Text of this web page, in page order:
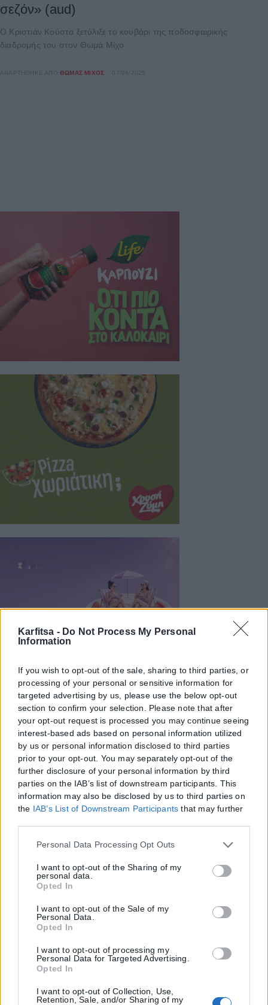
Karfitsa - Do Not Process My Personal
Information
If you wish to opt-out of the sale, sharing to third parties, or
processing of your personal or sensitive information for
targeted advertising by us, please use the below opt-out
section to confirm your selection. Please note that after
your opt-out request is processed you may continue seeing
interest-based ads based on personal information utilized
by us or personal information disclosed to third parties
prior to your opt-out. You may separately opt-out of the
further disclosure of your personal information by third
parties on the IAB’s list of downstream participants. This
information may also be disclosed by us to third parties on
the IAB’s List of Downstream Participants that may further
Please note that this website/app uses one or more Google
but not limited to your visit or usage behaviour. You may
click to grant or deny consent to Google and its third-party
tags to use your data for below specified purposes in below
Google consent section.
Personal Data Processing Opt Outs
I want to opt-out of the Sharing of my
personal data.
Opted In
I want to opt-out of the Sale of my
Personal Data.
Opted In
I want to opt-out of processing my
Personal Data for Targeted Advertising.
Opted In
I want to opt-out of Collection, Use,
Retention, Sale, and/or Sharing of my
σεζόν» (aud)
Ο Κριστιάν Κούστα ξετύλιξε το κουβάρι της ποδοσφαιρικής
διαδρομής του στον Θωμά Μίχο
ΑΝΑΡΤΉΘΗΚΕ ΑΠΌ ΘΩΜΆΣ ΜΊΧΟΣ